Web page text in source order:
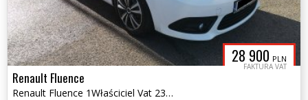
28 900 PLN
FAKTURA VAT
Renault Fluence
Renault Fluence 1Właściciel Vat 23% Zamiana